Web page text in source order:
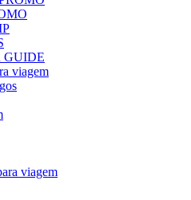
GUIDE
viagem
viagem